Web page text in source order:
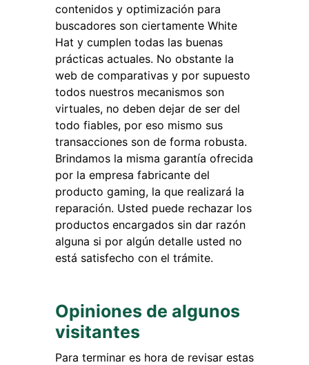
contenidos y optimización para
buscadores son ciertamente White
Hat y cumplen todas las buenas
prácticas actuales. No obstante la
web de comparativas y por supuesto
todos nuestros mecanismos son
virtuales, no deben dejar de ser del
todo fiables, por eso mismo sus
transacciones son de forma robusta.
Brindamos la misma garantía ofrecida
por la empresa fabricante del
producto gaming, la que realizará la
reparación. Usted puede rechazar los
productos encargados sin dar razón
alguna si por algún detalle usted no
está satisfecho con el trámite.
Opiniones de algunos
visitantes
Para terminar es hora de revisar estas